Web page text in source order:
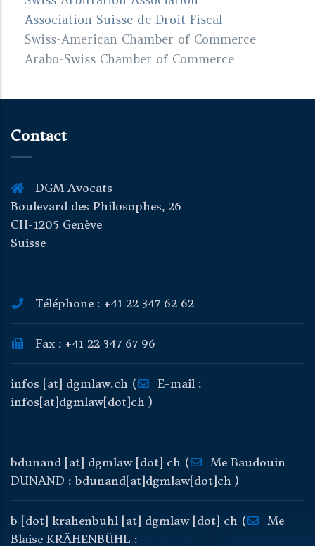
Association Suisse de Droit Fiscal
Swiss-American Chamber of Commerce
Arabo-Swiss Chamber of Commerce
Contact
DGM Avocats
Boulevard des Philosophes, 26
CH-1205 Genève
Suisse
Téléphone : +41 22 347 62 62
Fax : +41 22 347 67 96
infos [at] dgmlaw.ch (
E-mail :
infos[at]dgmlaw[dot]ch )
bdunand [at] dgmlaw[dot] ch (
Me Baudouin
DUNAND : bdunand[at]dgmlaw[dot]ch )
b [dot] krahenbuhl [at] dgmlaw[dot] ch (
Me
Blaise KRÄHENBÜHL :